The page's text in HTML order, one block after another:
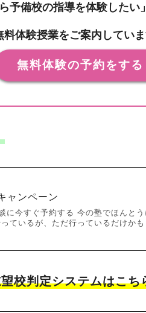
予備校の指導を体験したい
料体験授業をご案内していま
無料体験の予約をする
ャンペーン
に今すぐ予約する 今の塾でほんと
ているが、ただ行っているだけか
校判定システムはこち